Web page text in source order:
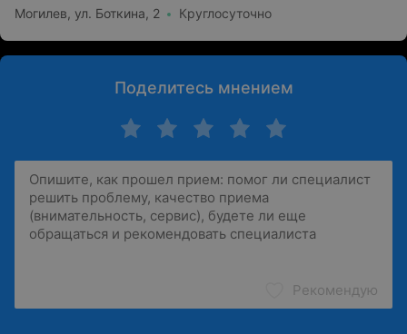
Могилев, ул. Боткина, 2 Круглосуточно
Поделитесь мнением
Рекомендую